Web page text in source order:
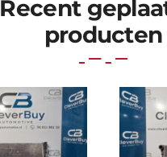
Recent
producten